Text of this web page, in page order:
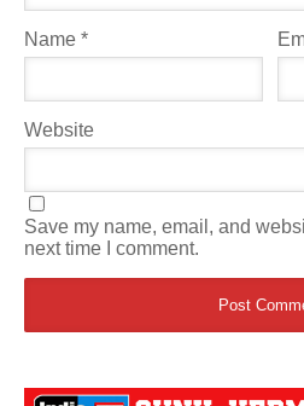
Name *
Website
Save my name, email, and
next time I comment.